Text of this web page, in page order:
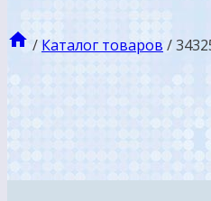
/ Каталог товаров /